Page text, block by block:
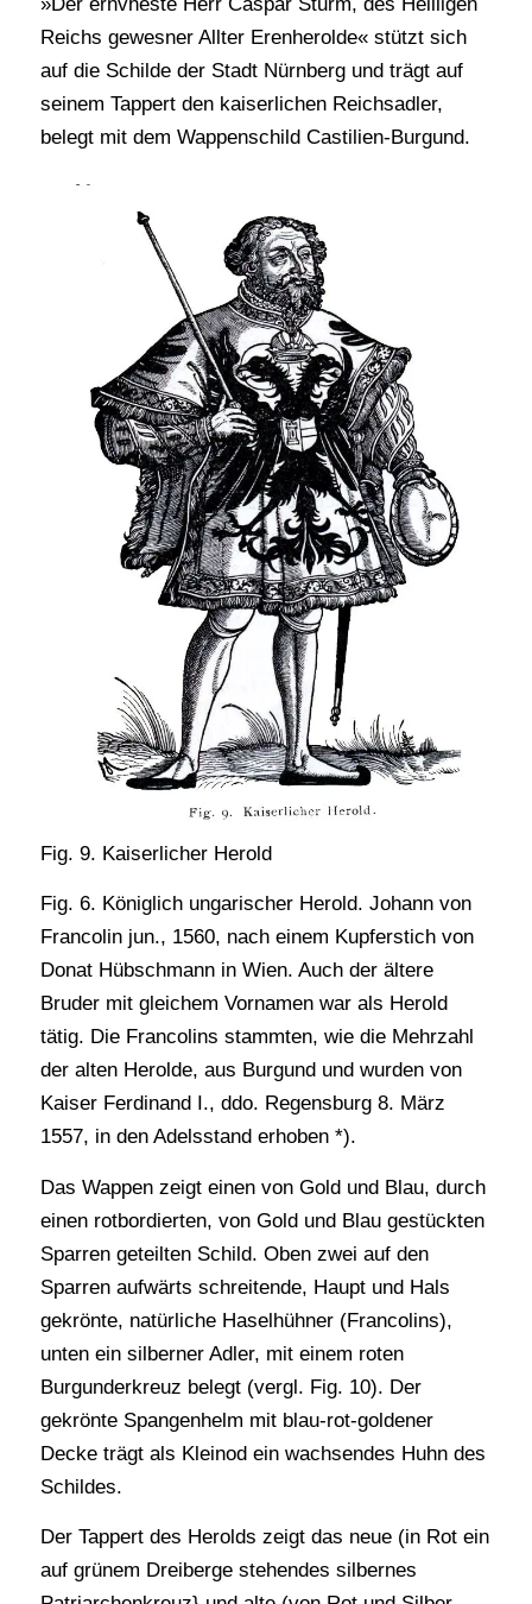
Reichs gewesner Allter Erenherolde« stützt sich
auf die Schilde der Stadt Nürnberg und trägt auf
seinem Tappert den kaiserlichen Reichsadler,
belegt mit dem Wappenschild Castilien-Burgund.
Fig. 9. Kaiserlicher Herold
Fig. 6. Königlich ungarischer Herold. Johann von
Francolin jun., 1560, nach einem Kupferstich von
Donat Hübschmann in Wien. Auch der ältere
Bruder mit gleichem Vornamen war als Herold
tätig. Die Francolins stammten, wie die Mehrzahl
der alten Herolde, aus Burgund und wurden von
Kaiser Ferdinand I., ddo. Regensburg 8. März
1557, in den Adelsstand erhoben *).
Das Wappen zeigt einen von Gold und Blau, durch
einen rotbordierten, von Gold und Blau gestückten
Sparren geteilten Schild. Oben zwei auf den
Sparren aufwärts schreitende, Haupt und Hals
gekrönte, natürliche Haselhühner (Francolins),
unten ein silberner Adler, mit einem roten
Burgunderkreuz belegt (vergl. Fig. 10). Der
gekrönte Spangenhelm mit blau-rot-goldener
Decke trägt als Kleinod ein wachsendes Huhn des
Schildes.
Der Tappert des Herolds zeigt das neue (in Rot ein
auf grünem Dreiberge stehendes silbernes